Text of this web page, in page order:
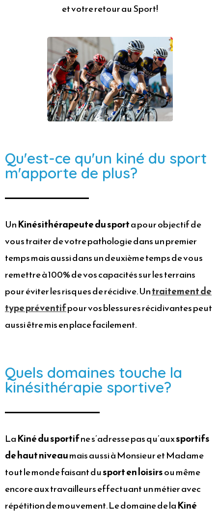
et votre retour au Sport!
Qu'est-ce qu'un kiné du sport
m'apporte de plus?
UnKinésithérapeute du sporta pour objectif de
vous traiter de votre pathologie dans un premier
temps mais aussi dans un deuxième temps de vous
remettre à 100% de vos capacités sur les terrains
pour éviter les risques de récidive. Untraitement de
type préventifpour vos blessures récidivantes peut
aussi être mis en place facilement.
Quels domaines touche la
kinésithérapie sportive?
LaKiné du sportifne s’adresse pas qu’auxsportifs
de haut niveaumais aussi à Monsieur et Madame
tout le monde faisant dusport en loisirsou même
encore aux travailleurs effectuant un métier avec
répétition de mouvement. Le domaine de laKiné